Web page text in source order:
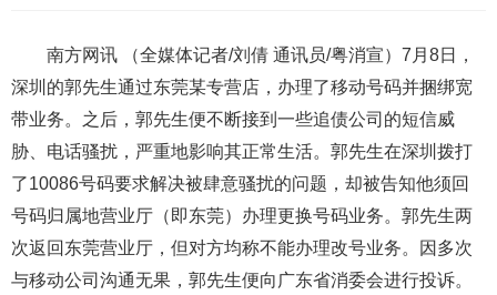
南方网讯 （全媒体记者/刘倩 通讯员/粤消宣）7月8日，
深圳的郭先生通过东莞某专营店，办理了移动号码并捆绑宽
带业务。之后，郭先生便不断接到一些追债公司的短信威
胁、电话骚扰，严重地影响其正常生活。郭先生在深圳拨打
了10086号码要求解决被肆意骚扰的问题，却被告知他须回
号码归属地营业厅（即东莞）办理更换号码业务。郭先生两
次返回东莞营业厅，但对方均称不能办理改号业务。因多次
与移动公司沟通无果，郭先生便向广东省消委会进行投诉。